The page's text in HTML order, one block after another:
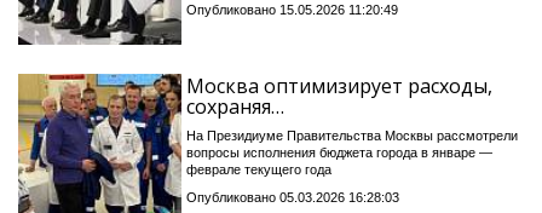
Опубликовано 15.05.2026 11:20:49
Москва оптимизирует расходы,
сохраняя…
На Президиуме Правительства Москвы рассмотрели
вопросы исполнения бюджета города в январе —
феврале текущего года
Опубликовано 05.03.2026 16:28:03